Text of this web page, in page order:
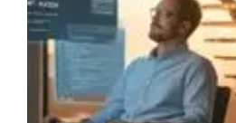
significado.
¿QUÉ DEBE LLEVAR Y QUE
ELEMENTOo?